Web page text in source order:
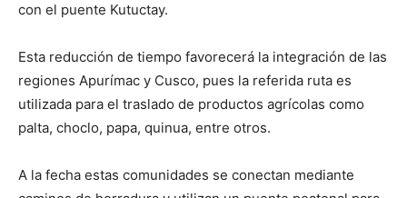
con el puente Kutuctay.
Esta reducción de tiempo favorecerá la integración de las
regiones Apurímac y Cusco, pues la referida ruta es
utilizada para el traslado de productos agrícolas como
palta, choclo, papa, quinua, entre otros.
A la fecha estas comunidades se conectan mediante